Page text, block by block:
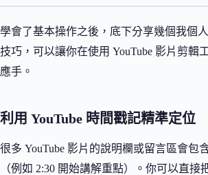
學會了基本操作之後，底下分享幾個我個
技巧，可以讓你在使用 YouTube 影片剪輯
應手。
利用 YouTube 時間戳記精準定位
很多 YouTube 影片的說明欄或留言區會包
（例如 2:30 開始講解重點）。你可以直接